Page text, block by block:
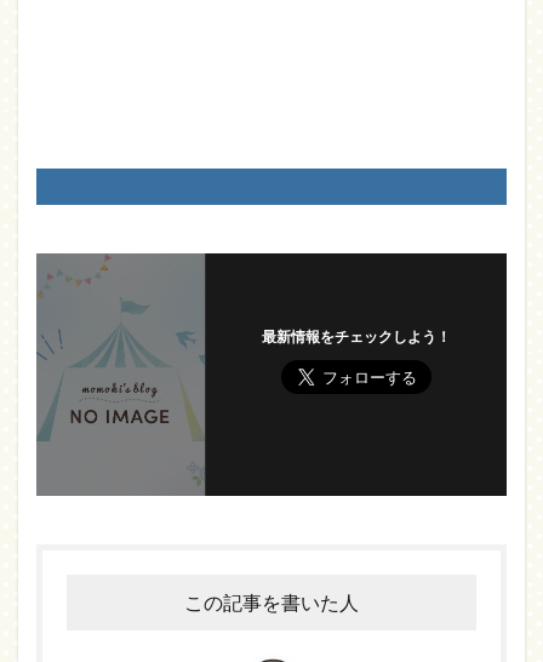
最新情報をチェックしよう！
この記事を書いた人